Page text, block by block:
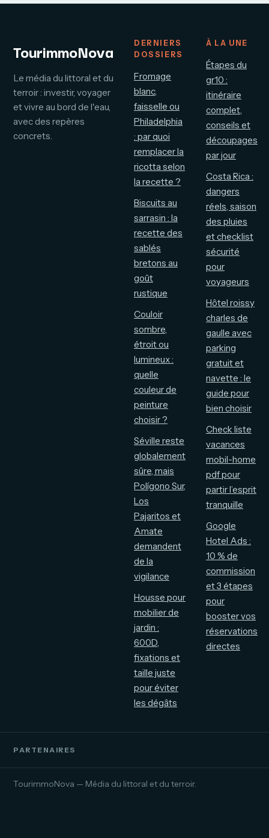
TourimmoNova
Le média du littoral et du
terroir : investir, voyager
et vivre au bord de l'eau,
avec des repères
concrets.
DERNIERS
DOSSIERS
Fromage
blanc,
faisselle ou
Philadelphia
: par quoi
remplacer la
ricotta selon
la recette ?
Biscuits au
sarrasin : la
recette des
sablés
bretons au
goût
rustique
Couloir
sombre,
étroit ou
lumineux :
quelle
couleur de
peinture
choisir ?
Séville reste
globalement
sûre, mais
Polígono Sur,
Los
Pajaritos et
Amate
demandent
de la
vigilance
Housse pour
mobilier de
jardin :
600D,
fixations et
taille juste
pour éviter
les dégâts
À LA UNE
Étapes du
gr10 :
itinéraire
complet,
conseils et
découpages
par jour
Costa Rica :
dangers
réels, saison
des pluies
et checklist
sécurité
pour
voyageurs
Hôtel roissy
charles de
gaulle avec
parking
gratuit et
navette : le
guide pour
bien choisir
Check liste
vacances
mobil-home
pdf pour
partir l’esprit
tranquille
Google
Hotel Ads :
10 % de
commission
et 3 étapes
pour
booster vos
réservations
directes
PARTENAIRES
TourimmoNova — Média du littoral et du terroir.